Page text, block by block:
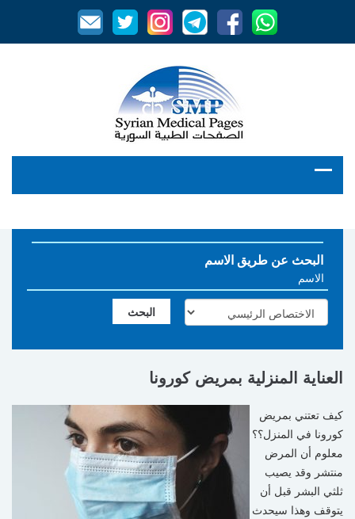
البحث عن طريق الاسم
العناية المنزلية بمريض كورونا
كيف تعتني بمريض
كورونا في المنزل؟؟
معلوم أن المرض
منتشر وقد يصيب
ثلثي البشر قبل أن
يتوقف وهذا سيحدث